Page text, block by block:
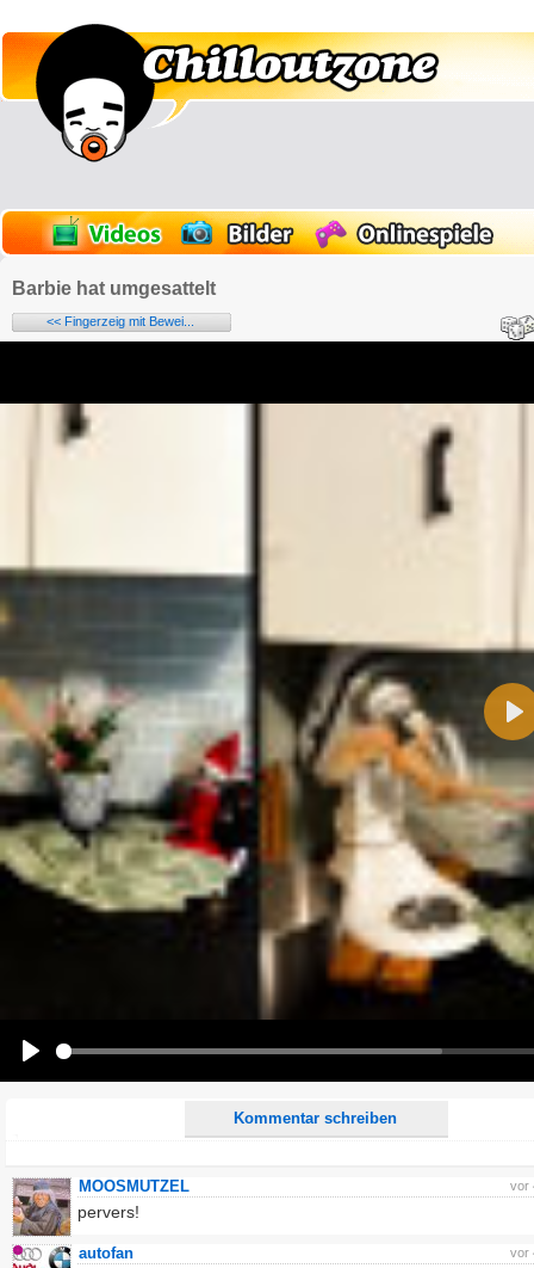
Barbie hat umgesattelt
<< Fingerzeig mit Bewei...
Kommentar schreiben
Name:
E-Mail-Adresse (optional):
Kommentar:
Alle HTML-Tags außer <br>, <strike> und <i> werden aus Deinem Kommentar entfernt.
URLs werden automatisch umgewandelt. Bitte verwende "www." oder "http://" in URLs
Ich möchte eine E-Mail, wenn auf dieser Seite weitere Kommentare erscheinen.
vor
MOOSMUTZEL
pervers!
vor
autofan